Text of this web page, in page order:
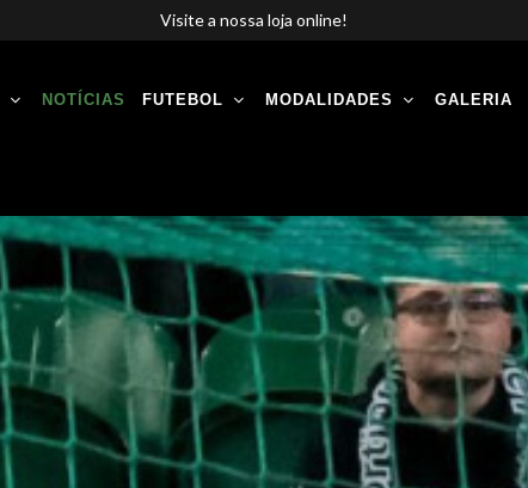
Visite a nossa loja online!
NOTÍCIAS FUTEBOL MODALIDADES GALERIA